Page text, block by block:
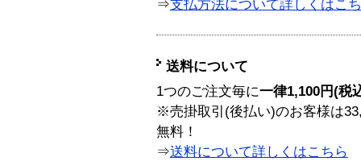
⇒支払方法について詳しくはこ
送料について
1つのご注文毎に一律1,100円(税
※売掛取引(後払い)のお客様は
無料！
⇒送料について詳しくはこちら